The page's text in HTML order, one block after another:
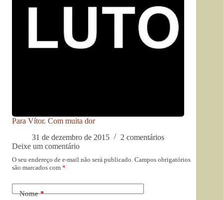
Para Vítor. Com muita dor
31 de dezembro de 2015
2 comentários
Deixe um comentário
O seu endereço de e-mail não será publicado. Campos obrigatórios
são marcados com *
Nome*